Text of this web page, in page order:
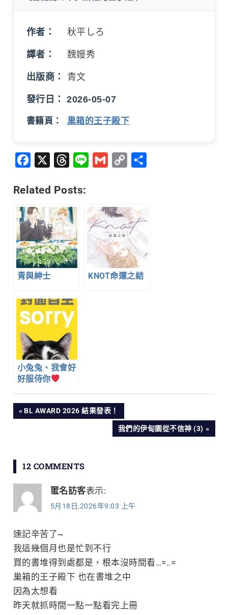
作者： 秋平しろ
譯者： 魏嫚秀
出版商： 青文
發行日： 2026-05-07
書籍頁： 巢箱的王子殿下
Facebook Threads
Line Gmail
Copy
Related Posts:
青與紳士 KNOT命運之結
小兔兔、我會好
好服侍你
文
導
覽
PREVIOUS
BL AWARD 2026 結果發表！
NEXT
我們的伊甸園從不信神 (3)
12 COMMENTS
匿名訪客表示:
5月18日,2026年9:03 上午
速記辛苦了~
我這幾個月也是忙到不行
買的書堆得到處都是，根本沒時間看…=..=
巢箱的王子殿下 也在書堆之中
因為太想看
昨天就抓時間一點一點看完上冊